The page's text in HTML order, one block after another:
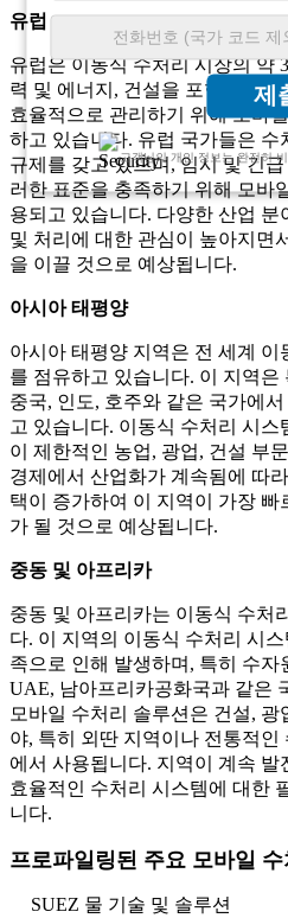
제
고객님의 개인 정보는 완전히
유럽
유럽은 이동식 수처리 시장의 약
력 및 에너지, 건설을 포함한 이
효율적으로 관리하기 위해 모바
하고 있습니다. 유럽 ​​국가들은 수
규제를 갖고 있으며, 임시 및 긴
러한 표준을 충족하기 위해 모바
용되고 있습니다. 다양한 산업
및 처리에 대한 관심이 높아지면
을 이끌 것으로 예상됩니다.
아시아 태평양
아시아 태평양 지역은 전 세계 이
를 점유하고 있습니다. 이 지역
중국, 인도, 호주와 같은 국가에
고 있습니다. 이동식 수처리 시
이 제한적인 농업, 광업, 건설 부
경제에서 산업화가 계속됨에 따
택이 증가하여 이 지역이 가장
가 될 것으로 예상됩니다.
중동 및 아프리카
중동 및 아프리카는 이동식 수처
다. 이 지역의 이동식 수처리 시
족으로 인해 발생하며, 특히 수
UAE, 남아프리카공화국과 같은
모바일 수처리 솔루션은 건설,
야, 특히 외딴 지역이나 전통적
에서 사용됩니다. 지역이 계속 발
효율적인 수처리 시스템에 대한
니다.
프로파일링된 주요 모바일
SUEZ 물 기술 및 솔루션